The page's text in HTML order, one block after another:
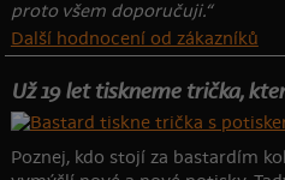
proto všem doporučuji.“
Další hodnocení od zákazníků
Už 19 let tiskneme trička,
Poznej, kdo stojí za bastardím